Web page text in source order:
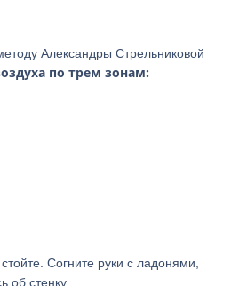
Александры Стрельниковой
по трем зонам:
Согните руки с ладонями,
об стенку.